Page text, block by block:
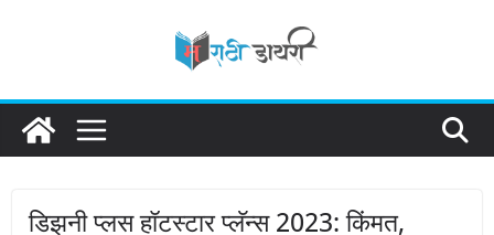
डिझनी प्लस हॉटस्टार प्लॅन्स 2023: किंमत,